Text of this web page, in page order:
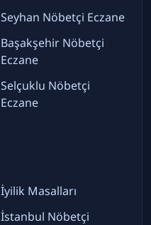
Seyhan Nöbetçi Eczane
Başakşehir Nöbetçi
Eczane
Selçuklu Nöbetçi
Eczane
İyilik Masalları
İstanbul Nöbetçi